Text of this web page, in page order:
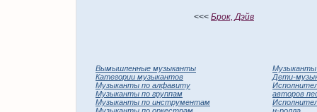
<<< Брок, Дэйв
Вымышленные музыканты
Категории музыкантов
Музыканты по алфавиту
Музыканты по группам
Музыканты по инструментам
Дети-
авторов